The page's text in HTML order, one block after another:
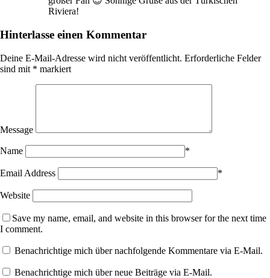
Riviera!
Hinterlasse einen Kommentar
Deine E-Mail-Adresse wird nicht veröffentlicht. Erforderliche Felder
sind mit * markiert
Message
Name *
Email Address *
Website
Save my name, email, and website in this browser for the next time
I comment.
Benachrichtige mich über nachfolgende Kommentare via E-Mail.
Benachrichtige mich über neue Beiträge via E-Mail.